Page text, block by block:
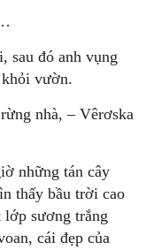
sau đó anh vụng
vườn.
nhà, – Vêrơska
những tán cây
thấy bầu trời cao
lớp sương trắng
cái đẹp của